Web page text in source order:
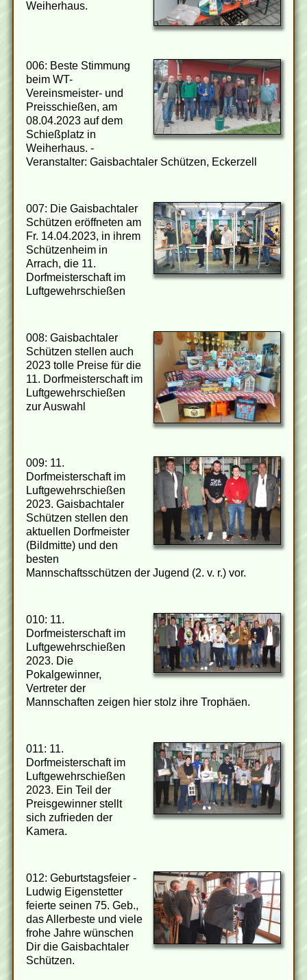
Weiherhaus.
006: Beste Stimmung
beim WT-
Vereinsmeister- und
Preisschießen, am
08.04.2023 auf dem
Schießplatz in
Weiherhaus. -
Veranstalter: Gaisbachtaler Schützen, Eckerzell
007: Die Gaisbachtaler
Schützen eröffneten am
Fr. 14.04.2023, in ihrem
Schützenheim in
Arrach, die 11.
Dorfmeisterschaft im
Luftgewehrschießen
008: Gaisbachtaler
Schützen stellen auch
2023 tolle Preise für die
11. Dorfmeisterschaft im
Luftgewehrschießen
zur Auswahl
009: 11.
Dorfmeisterschaft im
Luftgewehrschießen
2023. Gaisbachtaler
Schützen stellen den
aktuellen Dorfmeister
(Bildmitte) und den
besten
Mannschaftsschützen der Jugend (2. v. r.) vor.
010: 11.
Dorfmeisterschaft im
Luftgewehrschießen
2023. Die
Pokalgewinner,
Vertreter der
Mannschaften zeigen hier stolz ihre Trophäen.
011: 11.
Dorfmeisterschaft im
Luftgewehrschießen
2023. Ein Teil der
Preisgewinner stellt
sich zufrieden der
Kamera.
012: Geburtstagsfeier -
Ludwig Eigenstetter
feierte seinen 75. Geb.,
das Allerbeste und viele
frohe Jahre wünschen
Dir die Gaisbachtaler
Schützen.